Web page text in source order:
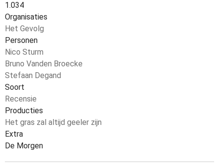
1.034
Organisaties
Het Gevolg
Personen
Nico Sturm
Bruno Vanden Broecke
Stefaan Degand
Soort
Recensie
Producties
Het gras zal altijd geeler zijn
Extra
De Morgen